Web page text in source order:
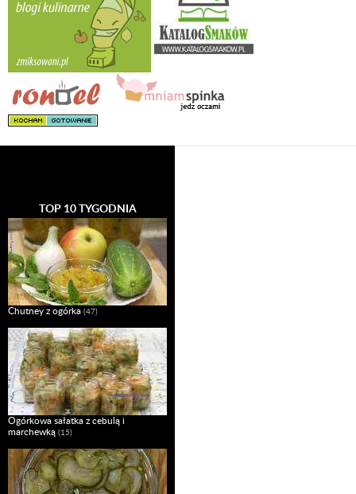
TOP 10 TYGODNIA
Chutney z ogórka (47)
Ogórkowa sałatka z cebulą i
marchewką (15)